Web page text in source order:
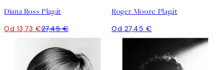
Diana Ross Plagát
Od 13,73 €27,45 €
Roger Moore Plagát
Od 27,45 €